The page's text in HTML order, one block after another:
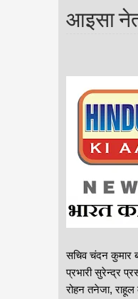
आइसा
सचिव चंदन कुमार
प्रभारी सुरेन्द्र
रोहन तनेजा, राहूल